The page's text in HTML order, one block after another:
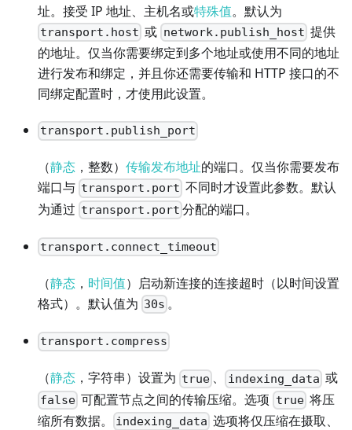
址。接受 IP 地址、主机名或特殊值。默认为
transport.host 或 network.publish_host 提供
的地址。仅当你需要绑定到多个地址或使用不同的地址
进行发布和绑定，并且你还需要传输和 HTTP 接口的不
同绑定配置时，才使用此设置。
transport.publish_port
（静态 ，整数） 传输发布地址的端口。仅当你需要发布
端口与 transport.port 不同时才设置此参数。默认
为通过 transport.port 分配的端口。
transport.connect_timeout
（静态 ， 时间值）启动新连接的连接超时（以时间设置
格式）。默认值为 30s 。
transport.compress
（静态 ，字符串）设置为 true 、 indexing_data 或
false 可配置节点之间的传输压缩。选项 true将压
缩所有数据。
indexing_data 选项将仅压缩在摄取、